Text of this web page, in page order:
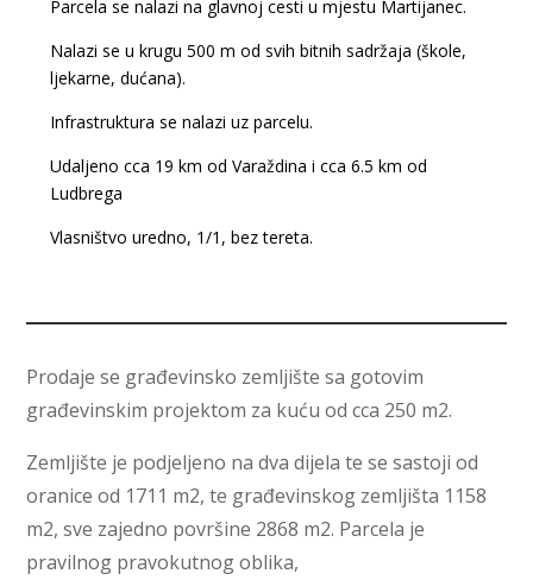
Parcela se nalazi na glavnoj cesti u mjestu Martijanec.
Nalazi se u krugu 500 m od svih bitnih sadržaja (škole,
ljekarne, dućana).
Infrastruktura se nalazi uz parcelu.
Udaljeno cca 19 km od Varaždina i cca 6.5 km od
Ludbrega
Vlasništvo uredno, 1/1, bez tereta.
Prodaje se građevinsko zemljište sa gotovim
građevinskim projektom za kuću od cca 250 m2.
Zemljište je podjeljeno na dva dijela te se sastoji od
oranice od 1711 m2, te građevinskog zemljišta 1158
m2, sve zajedno površine 2868 m2. Parcela je
pravilnog pravokutnog oblika,